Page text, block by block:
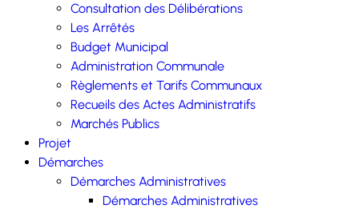
Consultation des Délibérations
Les Arrêtés
Budget Municipal
Administration Communale
Règlements et Tarifs Communaux
Recueils des Actes Administratifs
Marchés Publics
Projet
Démarches
Démarches Administratives
Démarches Administratives